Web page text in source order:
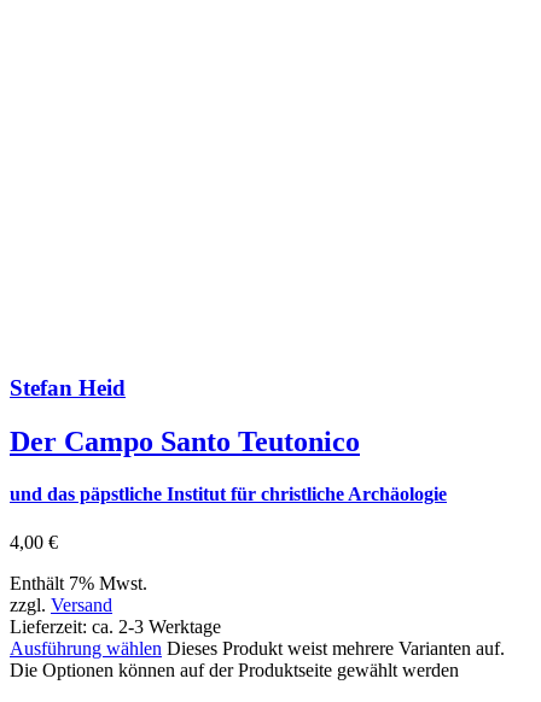
Stefan Heid
Der Campo Santo Teutonico
und das päpstliche Institut für christliche Archäologie
4,00 €
Enthält 7% Mwst.
zzgl. Versand
Lieferzeit: ca. 2-3 Werktage
Ausführung wählen Dieses Produkt weist mehrere Varianten auf.
Die Optionen können auf der Produktseite gewählt werden